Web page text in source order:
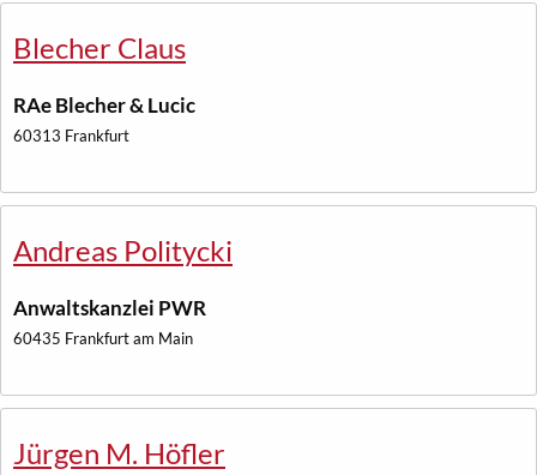
Blecher Claus
RAe Blecher & Lucic
60313 Frankfurt
Andreas Politycki
Anwaltskanzlei PWR
60435 Frankfurt am Main
Jürgen M. Höfler